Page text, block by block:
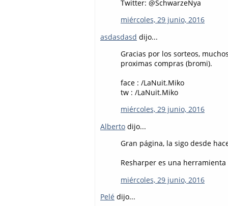
Twitter: @SchwarzeNya
miércoles, 29 junio, 2016
asdasdasd dijo...
Gracias por los sorteos,
proximas compras (bromi).
face : /LaNuit.Miko
tw : /LaNuit.Miko
miércoles, 29 junio, 2016
Alberto dijo...
Gran página, la sigo desde
Resharper es una
miércoles, 29 junio, 2016
Pelé dijo...